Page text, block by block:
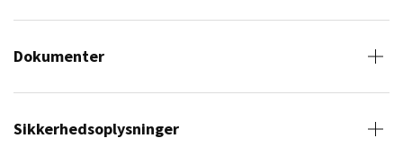
Dokumenter
Sikkerhedsoplysninger